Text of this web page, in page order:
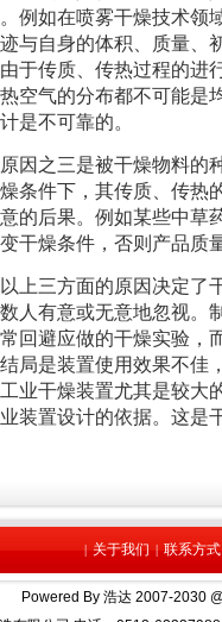
例如在喷雾干燥技术领
与自身的体积、质量、
于传质、传热过程的进
空气的分布都不可能是
是不可靠的。
因之三是被干燥物料的
条件下，其传质、传热
意的后果。例如某些中草
干燥条件，否则产品质
上三方面的原因决定了
人有意或无意地忽视。
回避应做的干燥实验，
局是装置使用效果不佳
业干燥装置尤其是较大
装置设计的依据。这是
|关于我们 |联系方式
Powered By 浩达 2007-2030